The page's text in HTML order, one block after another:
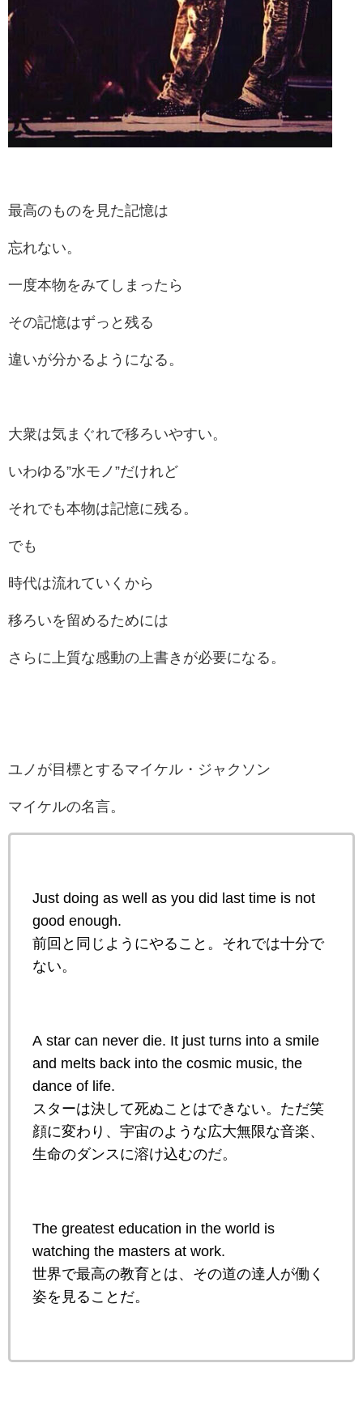
最高のものを見た記憶は
忘れない。
一度本物をみてしまったら
その記憶はずっと残る
違いが分かるようになる。
大衆は気まぐれで移ろいやすい。
いわゆる”水モノ”だけれど
それでも本物は記憶に残る。
でも
時代は流れていくから
移ろいを留めるためには
さらに上質な感動の上書きが必要になる。
ユノが目標とするマイケル・ジャクソン
マイケルの名言。
Just doing as well as you did last time is not
good enough.
前回と同じようにやること。それでは十分で
ない。
A star can never die. It just turns into a smile
and melts back into the cosmic music, the
dance of life.
スターは決して死ぬことはできない。ただ笑
顔に変わり、宇宙のような広大無限な音楽、
生命のダンスに溶け込むのだ。
The greatest education in the world is
watching the masters at work.
世界で最高の教育とは、その道の達人が働く
姿を見ることだ。